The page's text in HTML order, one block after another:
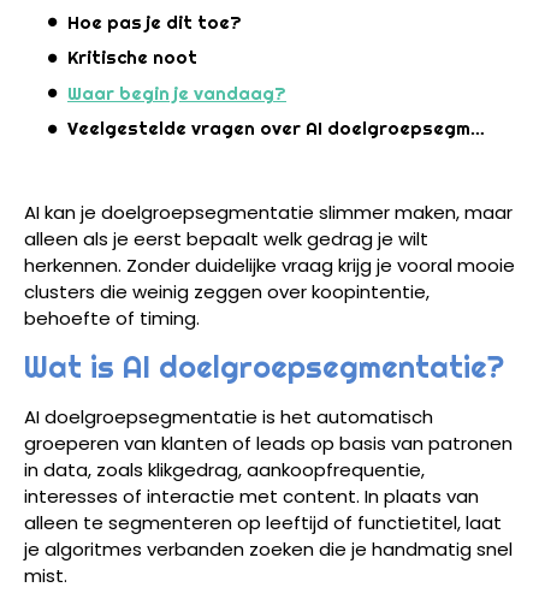
Hoe pas je dit toe?
Kritische noot
Waar begin je vandaag?
Veelgestelde vragen over AI doelgroepsegmentatie
AI kan je doelgroepsegmentatie slimmer maken, maar
alleen als je eerst bepaalt welk gedrag je wilt
herkennen. Zonder duidelijke vraag krijg je vooral mooie
clusters die weinig zeggen over koopintentie,
behoefte of timing.
Wat is AI doelgroepsegmentatie?
AI doelgroepsegmentatie is het automatisch
groeperen van klanten of leads op basis van patronen
in data, zoals klikgedrag, aankoopfrequentie,
interesses of interactie met content. In plaats van
alleen te segmenteren op leeftijd of functietitel, laat
je algoritmes verbanden zoeken die je handmatig snel
mist.